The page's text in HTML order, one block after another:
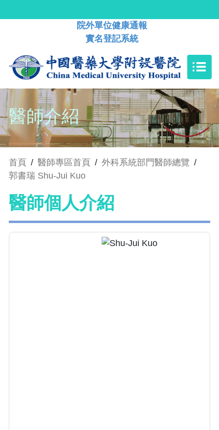
院外單位健康通報
實名登記系統
醫師介紹
首頁 / 醫師專區首頁 / 外科系統部門醫師總覽 /
郭書瑞 Shu-Jui Kuo
醫師個人介紹